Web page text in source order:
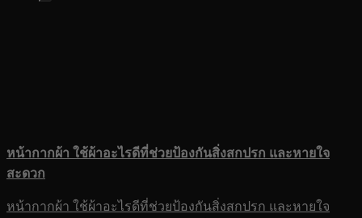
หน้ากากผ้า ใช้ผ้าอะไรดีที่ช่วยป้องกันสิ่งสกปรก และหายใจ
สะดวก
หน้ากากผ้า ใช้ผ้าอะไรดีที่ช่วยป้องกันสิ่งสกปรก และหายใจ